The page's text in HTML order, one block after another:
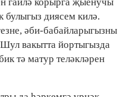
булыгыз диясем килә.
әби-бабайларыгызны
вакытта йортыгызда
тә матур теләкләрен